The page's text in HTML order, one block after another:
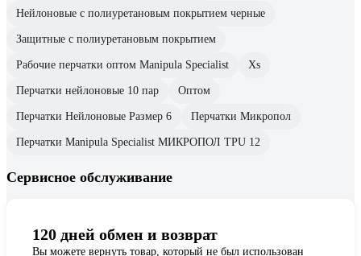
Нейлоновые с полиуретановым покрытием черные
Защитные с полиуретановым покрытием
Рабочие перчатки оптом Manipula Specialist Xs
Перчатки нейлоновые 10 пар Оптом
Перчатки Нейлоновые Размер 6 Перчатки Микропол
Перчатки Manipula Specialist МИКРОПОЛ TPU 12
Сервисное обслуживание
120 дней обмен и возврат
Вы можете вернуть товар, который не был использован